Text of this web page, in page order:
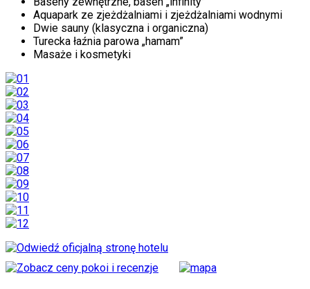
Aquapark ze zjeżdżalniami i zjeżdżalniami wodnymi
Dwie sauny (klasyczna i organiczna)
Turecka łaźnia parowa „hamam”
Masaże i kosmetyki